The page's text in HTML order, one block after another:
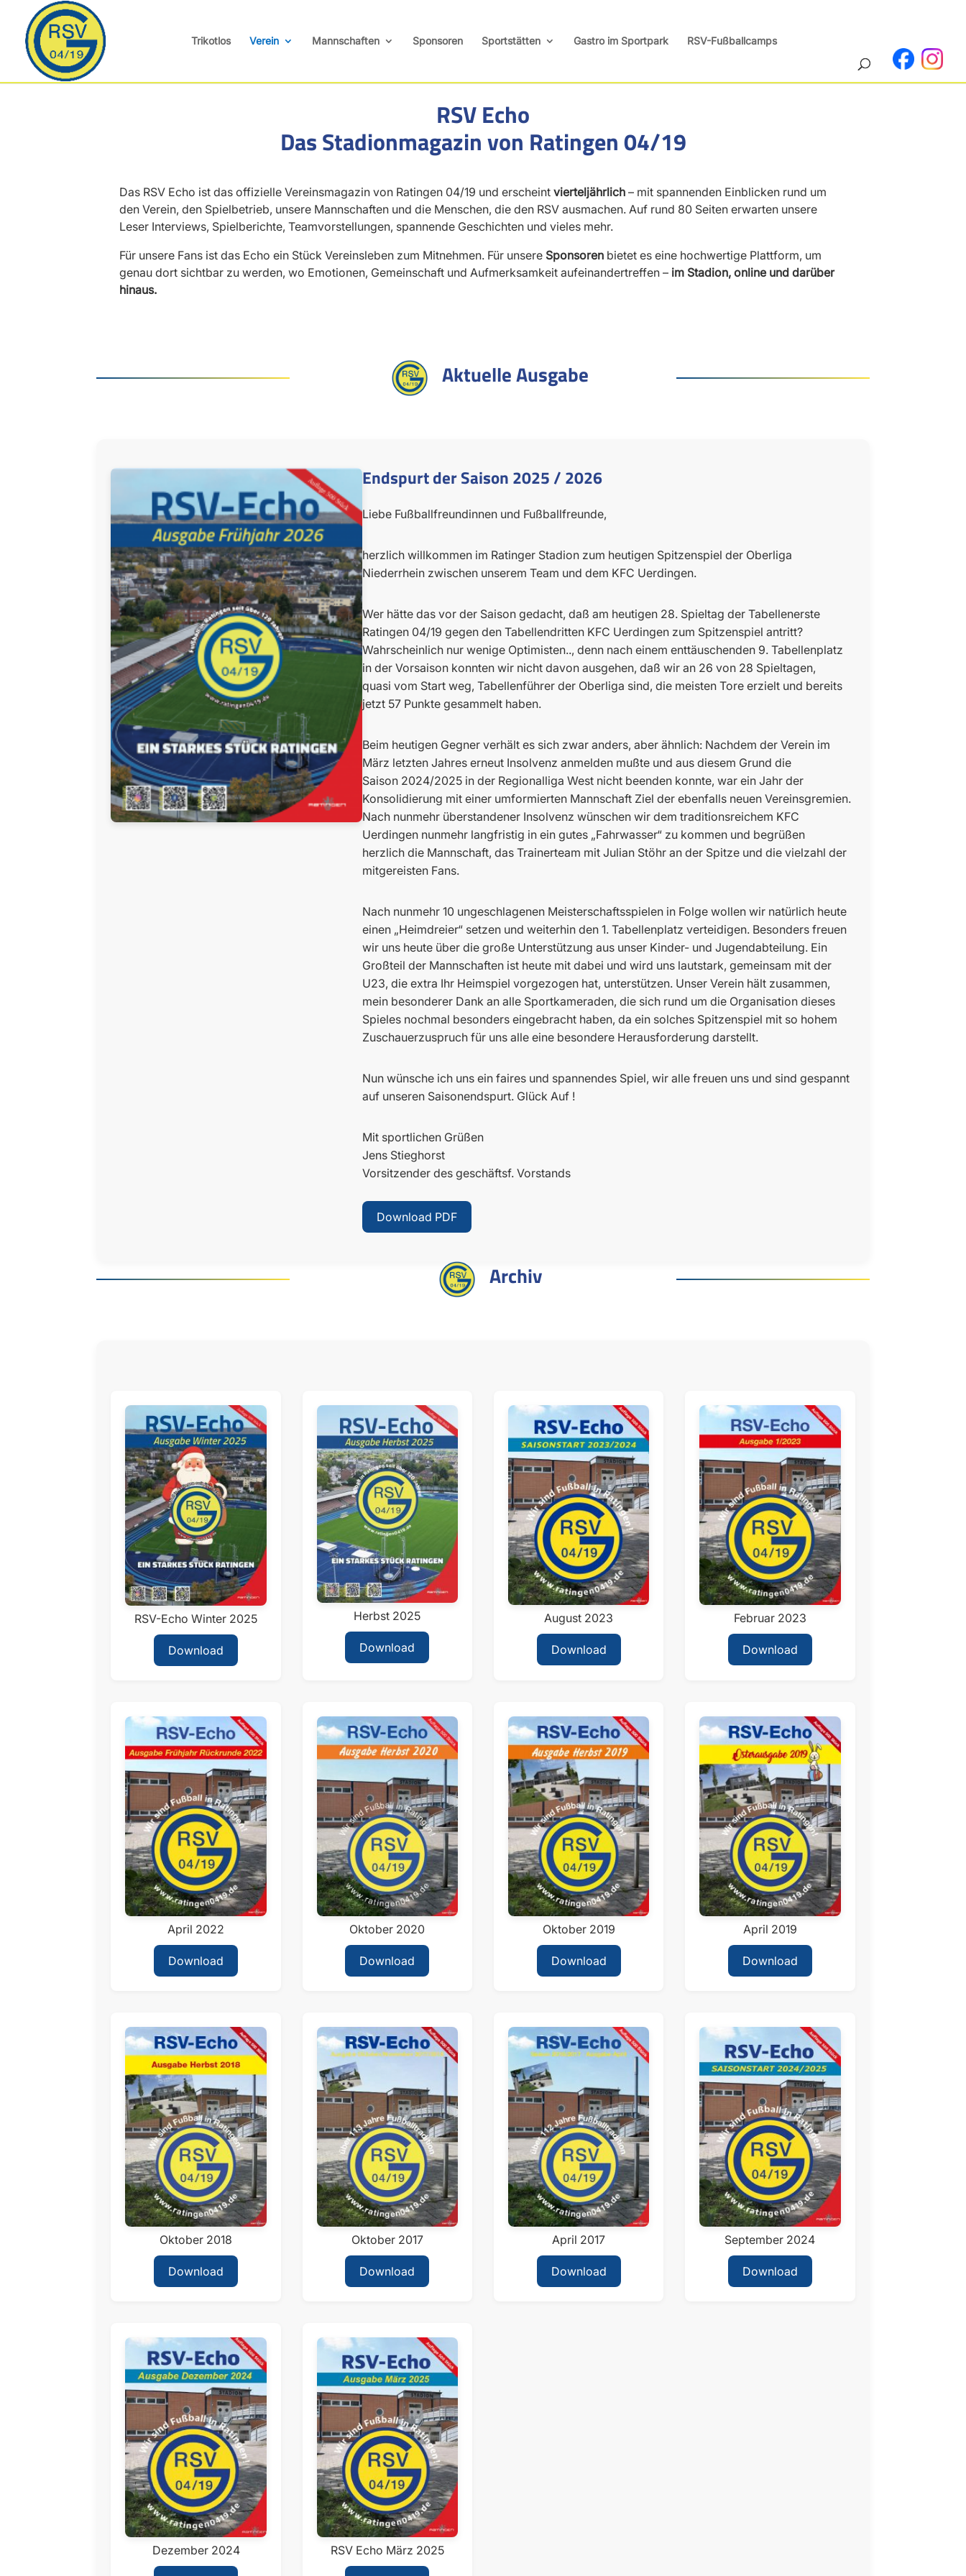
Trikotlos Verein Mannschaften Sponsoren Sportstätten Gastro im Sportpark RSV-Fußballcamps
RSV Echo
Das Stadionmagazin von Ratingen 04/19
Das RSV Echo ist das offizielle Vereinsmagazin von Ratingen 04/19 und erscheintvierteljährlich – mit spannenden Einblicken rund um
den Verein, den Spielbetrieb, unsere Mannschaften und die Menschen, die den RSV ausmachen. Auf rund 80 Seiten erwarten unsere
Leser Interviews, Spielberichte, Teamvorstellungen, spannende Geschichten und vieles mehr.
Für unsere Fans ist das Echo ein Stück Vereinsleben zum Mitnehmen. Für unsere Sponsoren bietet es eine hochwertige Plattform, um
genau dort sichtbar zu werden, wo Emotionen, Gemeinschaft und Aufmerksamkeit aufeinandertreffen – im Stadion, online und darüber
hinaus.
Aktuelle Ausgabe
Endspurt der Saison 2025 / 2026
Liebe Fußballfreundinnen und Fußballfreunde,
herzlich willkommen im Ratinger Stadion zum heutigen Spitzenspiel der Oberliga
Niederrhein zwischen unserem Team und dem KFC Uerdingen.
Wer hätte das vor der Saison gedacht, daß am heutigen 28. Spieltag der Tabellenerste
Ratingen 04/19 gegen den Tabellendritten KFC Uerdingen zum Spitzenspiel antritt?
Wahrscheinlich nur wenige Optimisten.., denn nach einem enttäuschenden 9. Tabellenplatz
in der Vorsaison konnten wir nicht davon ausgehen, daß wir an 26 von 28 Spieltagen,
quasi vom Start weg, Tabellenführer der Oberliga sind, die meisten Tore erzielt und bereits
jetzt 57 Punkte gesammelt haben.
Beim heutigen Gegner verhält es sich zwar anders, aber ähnlich: Nachdem der Verein im
März letzten Jahres erneut Insolvenz anmelden mußte und aus diesem Grund die
Saison 2024/2025 in der Regionalliga West nicht beenden konnte, war ein Jahr der
Konsolidierung mit einer umformierten Mannschaft Ziel der ebenfalls neuen Vereinsgremien.
Nach nunmehr überstandener Insolvenz wünschen wir dem traditionsreichem KFC
Uerdingen nunmehr langfristig in ein gutes „Fahrwasser“ zu kommen und begrüßen
herzlich die Mannschaft, das Trainerteam mit Julian Stöhr an der Spitze und die vielzahl der
mitgereisten Fans.
Nach nunmehr 10 ungeschlagenen Meisterschaftsspielen in Folge wollen wir natürlich heute
einen „Heimdreier“ setzen und weiterhin den 1. Tabellenplatz verteidigen. Besonders freuen
wir uns heute über die große Unterstützung aus unser Kinder- und Jugendabteilung. Ein
Großteil der Mannschaften ist heute mit dabei und wird uns lautstark, gemeinsam mit der
U23, die extra Ihr Heimspiel vorgezogen hat, unterstützen. Unser Verein hält zusammen,
mein besonderer Dank an alle Sportkameraden, die sich rund um die Organisation dieses
Spieles nochmal besonders eingebracht haben, da ein solches Spitzenspiel mit so hohem
Zuschauerzuspruch für uns alle eine besondere Herausforderung darstellt.
Nun wünsche ich uns ein faires und spannendes Spiel, wir alle freuen uns und sind gespannt
auf unseren Saisonendspurt. Glück Auf !
Mit sportlichen Grüßen
Jens Stieghorst
Vorsitzender des geschäftsf. Vorstands
Download PDF
Archiv
RSV-Echo Winter 2025
Download
Herbst 2025
Download
August 2023
Download
Februar 2023
Download
April 2022
Download
Oktober 2020
Download
Oktober 2019
Download
April 2019
Download
Oktober 2018
Download
Oktober 2017
Download
April 2017
Download
September 2024
Download
Dezember 2024 RSV Echo März 2025